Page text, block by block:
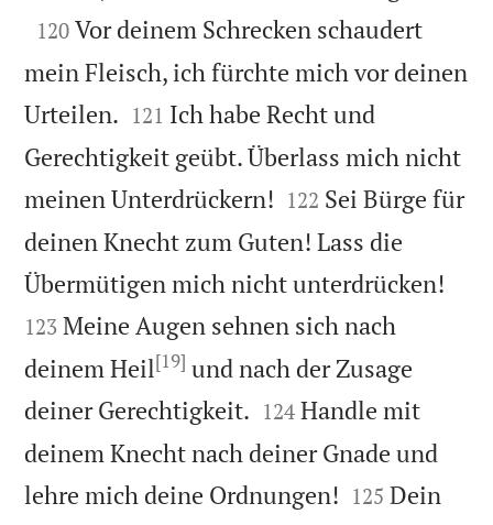

120 Vor deinem Schrecken schaudert
mein Fleisch, ich fürchte mich vor deinen
Urteilen. 

121 Ich habe Recht und
Gerechtigkeit geübt. Überlass mich nicht
meinen Unterdrückern! 

122 Sei Bürge für
deinen Knecht zum Guten! Lass die
Übermütigen mich nicht unterdrücken!
123 Meine Augen sehnen sich nach
deinem Heil[19] und nach der Zusage
deiner Gerechtigkeit. 

124 Handle mit
deinem Knecht nach deiner Gnade und
lehre mich deine Ordnungen! 

125 Dein